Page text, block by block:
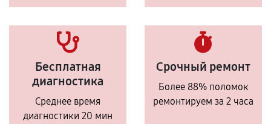
Бесплатная
диагностика
Среднее время
диагностики 20 мин
Срочный ремонт
Более 88% поломок
ремонтируем за 2 часа